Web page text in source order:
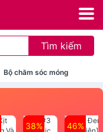
Tìm kiếm
Bộ chăm sóc móng
38% 46%